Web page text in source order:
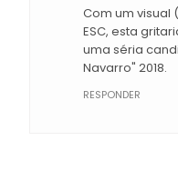
Com um visual
ESC, esta
uma séria
Navarro" 2018.
RESPONDER